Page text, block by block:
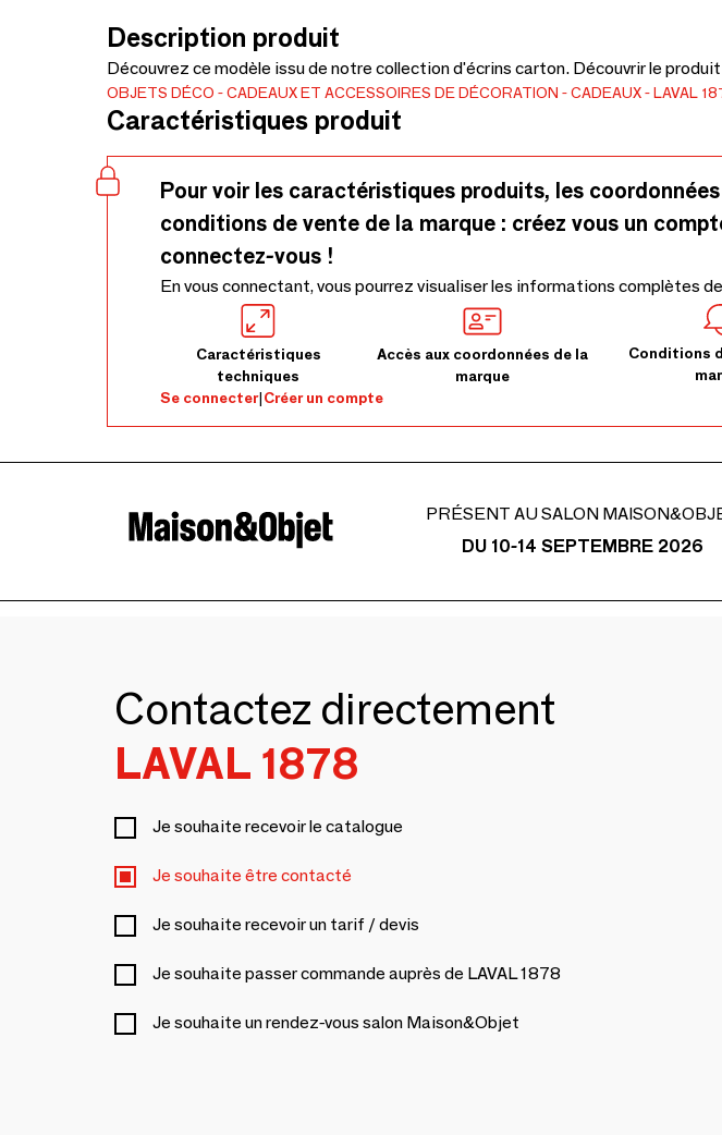
Description produit
Découvrez ce modèle issu de notre collection d'écrins carton. Découvrir le produit
OBJETS DÉCO CADEAUX ET ACCESSOIRES DE DÉCORATION CADEAUX LAVAL
Caractéristiques produit
Pour voir les caractéristiques produits, les
conditions de vente de la marque : créez vous un
connectez-vous !
En vous connectant, vous pourrez visualiser les informations complètes
Caractéristiques
techniques
Accès aux coordonnées de la
marque
Conditions
Se connecter|Créer un compte
PRÉSENT AU SALON
DU 10-14 SEPTEMBRE 2026
Contactez directement
LAVAL 1878
Je souhaite recevoir le catalogue
Je souhaite être contacté
Je souhaite recevoir un tarif / devis
Je souhaite passer commande auprès de LAVAL 1878
Je souhaite un rendez-vous salon Maison&Objet